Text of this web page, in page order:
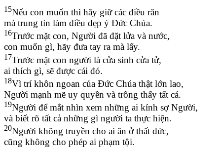
15Nếu con muốn thì hãy giữ các điều răn
mà trung tín làm điều đẹp ý Đức Chúa.
16Trước mặt con, Người đã đặt lửa và nước,
con muốn gì, hãy đưa tay ra mà lấy.
17Trước mặt con người là cửa sinh cửa tử,
ai thích gì, sẽ được cái đó.
18Vì trí khôn ngoan của Đức Chúa thật lớn lao,
Người mạnh mẽ uy quyền và trông thấy tất cả.
19Người để mắt nhìn xem những ai kính sợ Người,
và biết rõ tất cả những gì người ta thực hiện.
20Người không truyền cho ai ăn ở thất đức,
cũng không cho phép ai phạm tội.